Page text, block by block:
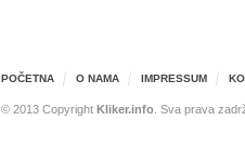
POČETNA O NAMA IMPRESSUM
© 2013 Copyright Kliker.info . Sva prava